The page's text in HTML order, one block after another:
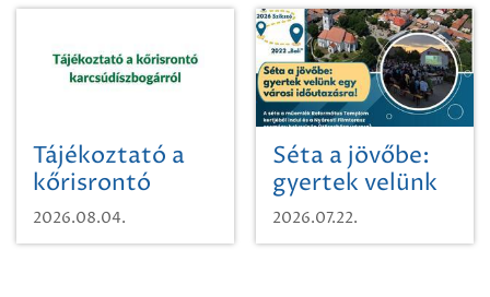
Tájékoztató a
kőrisrontó
karcsúdíszbogárról
2026.08.04.
Séta a jövőbe:
gyertek velünk
egy városi
időutazásra!
2026.07.22.